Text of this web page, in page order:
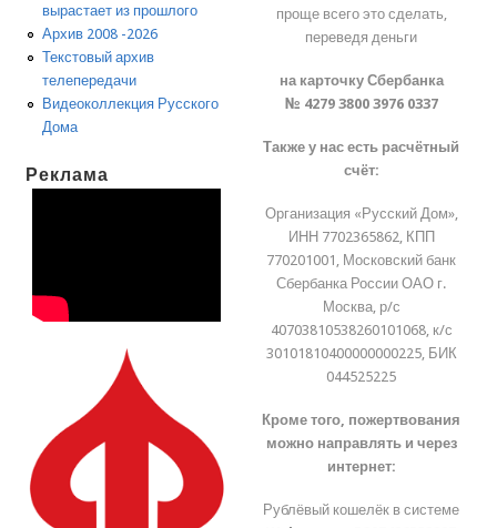
вырастает из прошлого
Архив 2008 -2026
Текстовый архив
телепередачи
Видеоколлекция Русского
Дома
Реклама
проще всего это сделать,
переведя деньги
на карточку Сбербанка
№ 4279 3800 3976 0337
Также у нас есть расчётный
счёт:
Организация «Русский Дом»,
ИНН 7702365862, КПП
770201001, Московский банк
Сбербанка России ОАО г.
Москва, р/с
40703810538260101068, к/с
30101810400000000225, БИК
044525225
Кроме того, пожертвования
можно направлять и через
интернет:
Рублёвый кошелёк в системе